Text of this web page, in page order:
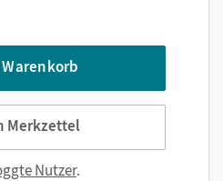
Merkzettel
Nutzer.